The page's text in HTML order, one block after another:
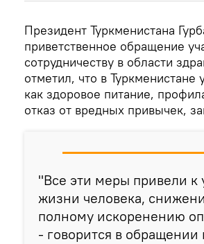
Президент Туркменистана
приветственное обращение
сотрудничеству в области
отметил, что в
как здоровое питание,
отказ от вредных привычек,
"Все эти меры привели к
жизни человека,
полному искоренению
- говорится в обращении